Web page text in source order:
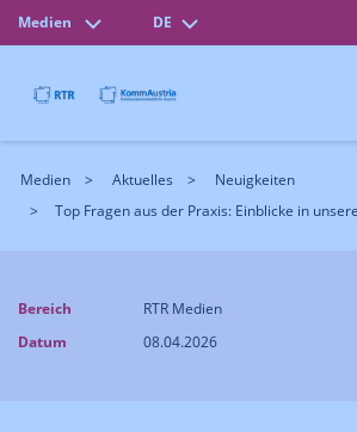
Medien DE
Medien Aktuelles
Neuigkeiten
Top Fragen aus der Praxis: Einblicke in
Bereich
RTR Medien
Datum
08.04.2026